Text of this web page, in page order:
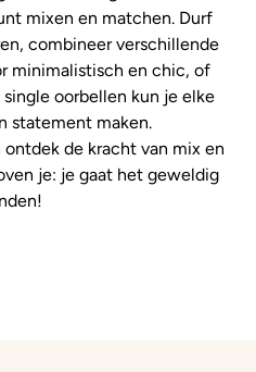
mixen en matchen. Durf
combineer verschillende
minimalistisch en chic, of
oorbellen kun je elke
statement maken.
de kracht van mix en
je: je gaat het geweldig